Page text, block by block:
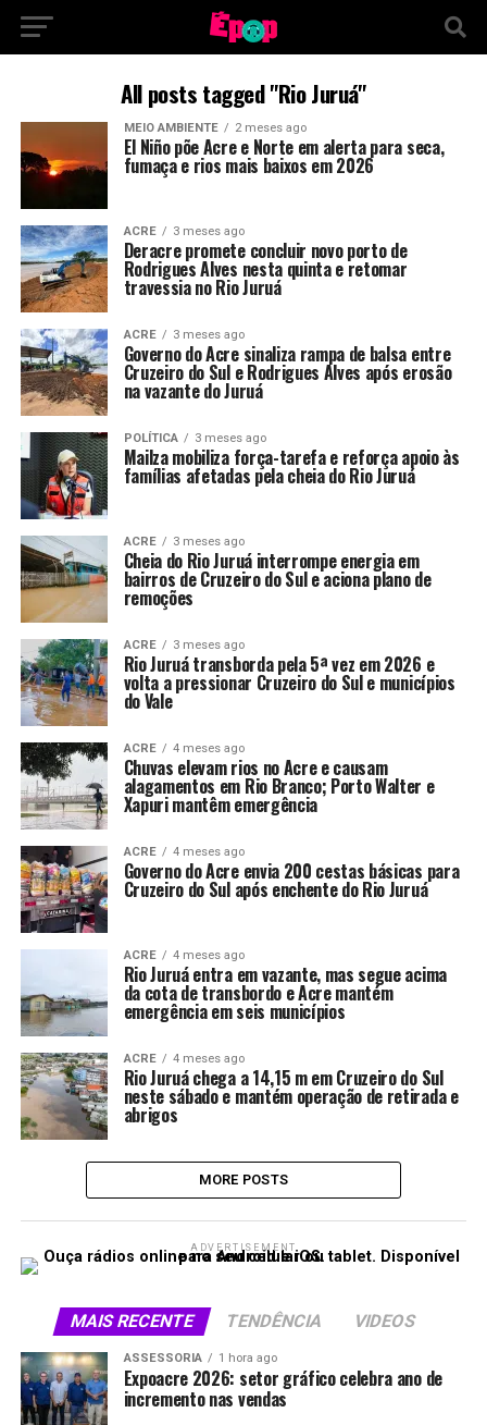
All posts tagged "Rio Juruá"
MEIO AMBIENTE 2 meses ago
El Niño põe Acre e Norte em alerta para seca,
fumaça e rios mais baixos em 2026
ACRE 3 meses ago
Deracre promete concluir novo porto de
Rodrigues Alves nesta quinta e retomar
travessia no Rio Juruá
ACRE 3 meses ago
Governo do Acre sinaliza rampa de balsa entre
Cruzeiro do Sul e Rodrigues Alves após erosão
na vazante do Juruá
POLÍTICA 3 meses ago
Mailza mobiliza força-tarefa e reforça apoio às
famílias afetadas pela cheia do Rio Juruá
ACRE 3 meses ago
Cheia do Rio Juruá interrompe energia em
bairros de Cruzeiro do Sul e aciona plano de
remoções
ACRE 3 meses ago
Rio Juruá transborda pela 5ª vez em 2026 e
volta a pressionar Cruzeiro do Sul e municípios
do Vale
ACRE 4 meses ago
Chuvas elevam rios no Acre e causam
alagamentos em Rio Branco; Porto Walter e
Xapuri mantêm emergência
ACRE 4 meses ago
Governo do Acre envia 200 cestas básicas para
Cruzeiro do Sul após enchente do Rio Juruá
ACRE 4 meses ago
Rio Juruá entra em vazante, mas segue acima
da cota de transbordo e Acre mantém
emergência em seis municípios
ACRE 4 meses ago
Rio Juruá chega a 14,15 m em Cruzeiro do Sul
neste sábado e mantém operação de retirada e
abrigos
MORE POSTS
ADVERTISEMENT
MAIS RECENTE TENDÊNCIA VIDEOS
ASSESSORIA 1 hora ago
Expoacre 2026: setor gráfico celebra ano de
incremento nas vendas